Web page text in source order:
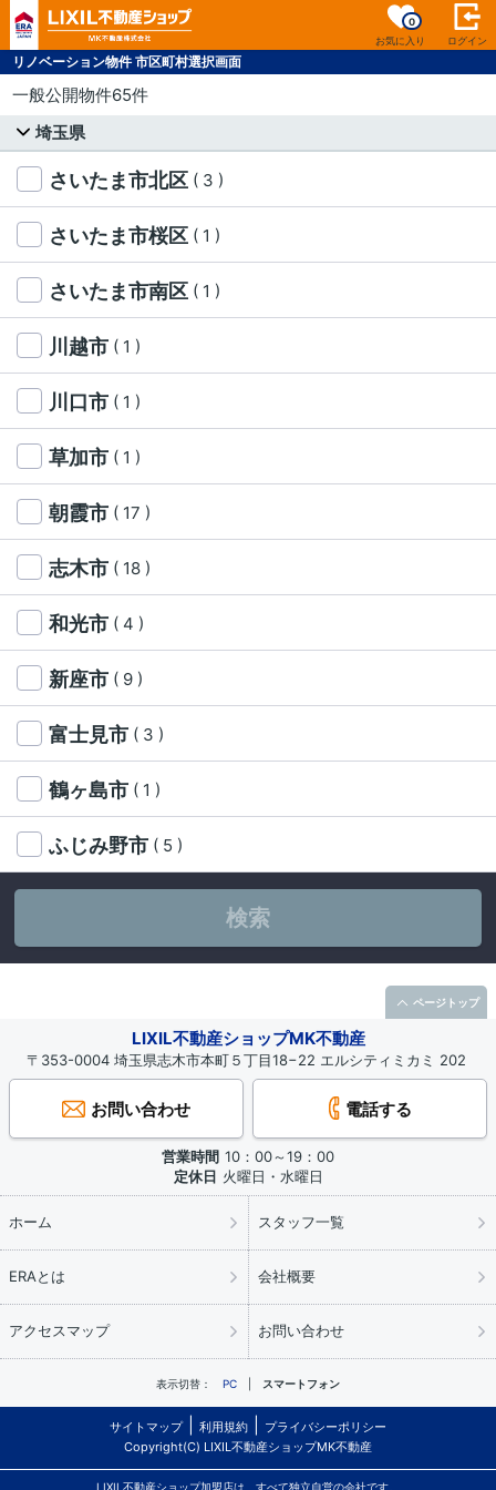
お気に入り
0
ログイン
リノベーション物件 市区町村選択画面
一般公開物件65件
埼玉県
さいたま市北区 ( 3 )
さいたま市桜区 ( 1 )
さいたま市南区 ( 1 )
川越市 ( 1 )
川口市 ( 1 )
草加市 ( 1 )
朝霞市 ( 17 )
志木市 ( 18 )
和光市 ( 4 )
新座市 ( 9 )
富士見市 ( 3 )
鶴ヶ島市 ( 1 )
ふじみ野市 ( 5 )
検索
LIXIL不動産ショップMK不動産
〒353-0004 埼玉県志木市本町５丁目18−22 エルシティミカミ 202
お問い合わせ 電話する
営業時間 10：00～19：00
定休日 火曜日・水曜日
ホーム スタッフ一覧
ERAとは 会社概要
アクセスマップ お問い合わせ
表示切替： PC スマートフォン
サイトマップ 利用規約
プライバシーポリシー
Copyright(C) LIXIL不動産ショップMK不動産
LIXIL不動産ショップ加盟店は、すべて独立自営の会社です。
ページトップ